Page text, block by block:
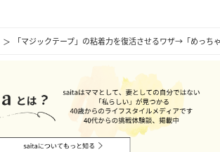
「マジックテープ」の粘着力を復活させるワザ→「めっち